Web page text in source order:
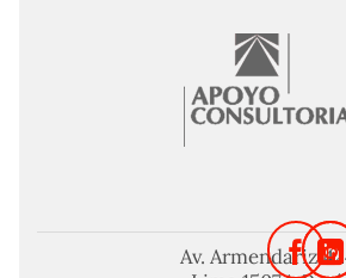
Av. Armendariz